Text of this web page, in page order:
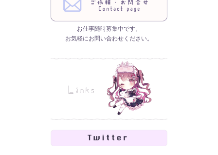
お仕事随時募集中です。
お気軽にお問い合わせください。